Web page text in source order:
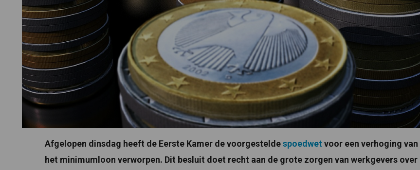
Afgelopen dinsdag heeft de Eerste Kamer de voorgesteldespoedwet voor een verhoging van
het minimumloon verworpen. Dit besluit doet recht aan de grote zorgen van werkgevers over